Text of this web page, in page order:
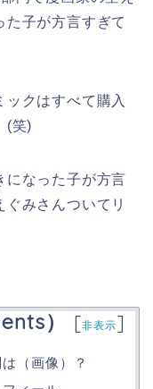
た子が方言すぎて
クはすべて購入
(笑)
になった子が方言
みさんついてリ
） [非表示]
（画像）？